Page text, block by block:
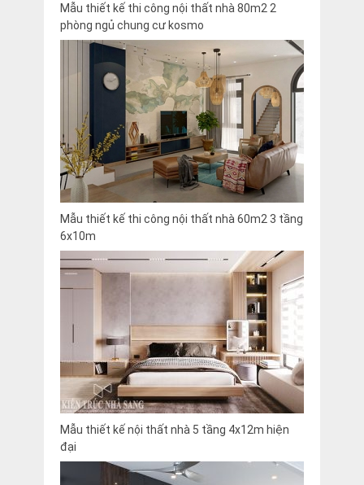
Mẫu thiết kế thi công nội thất nhà 80m2 2
phòng ngủ chung cư kosmo
Mẫu thiết kế thi công nội thất nhà 60m2 3 tầng
6x10m
Mẫu thiết kế nội thất nhà 5 tầng 4x12m hiện
đại